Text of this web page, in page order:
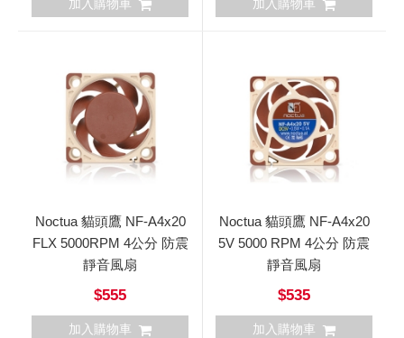
加入購物車 加入購物車
Noctua 貓頭鷹 NF-A4x20
FLX 5000RPM 4公分 防震
靜音風扇
$555
加入購物車
Noctua 貓頭鷹 NF-A4x20
5V 5000 RPM 4公分 防震
靜音風扇
$535
加入購物車